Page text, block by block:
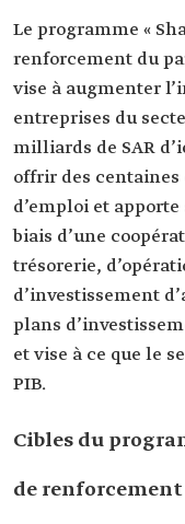
Le programme «
renforcement du
vise à augmenter
entreprises du
milliards de SAR
offrir des
d’emploi et
biais d’une
trésorerie,
d’investissement
plans
et vise à ce que le
PIB.
Cibles du
de